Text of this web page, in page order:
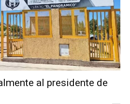
al presidente de